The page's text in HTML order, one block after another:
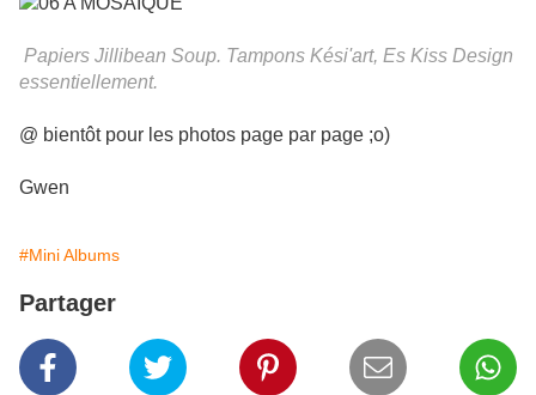
Papiers Jillibean Soup. Tampons Kési'art, Es Kiss Design
essentiellement.
@ bientôt pour les photos page par page ;o)
Gwen
#Mini Albums
Partager